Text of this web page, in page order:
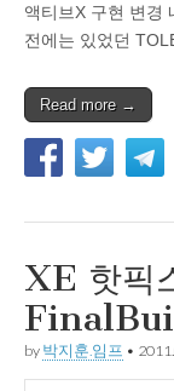
액티브X 구현 변경
전에는 있었던
Read more →
XE 핫픽
by 박지훈.임프 •